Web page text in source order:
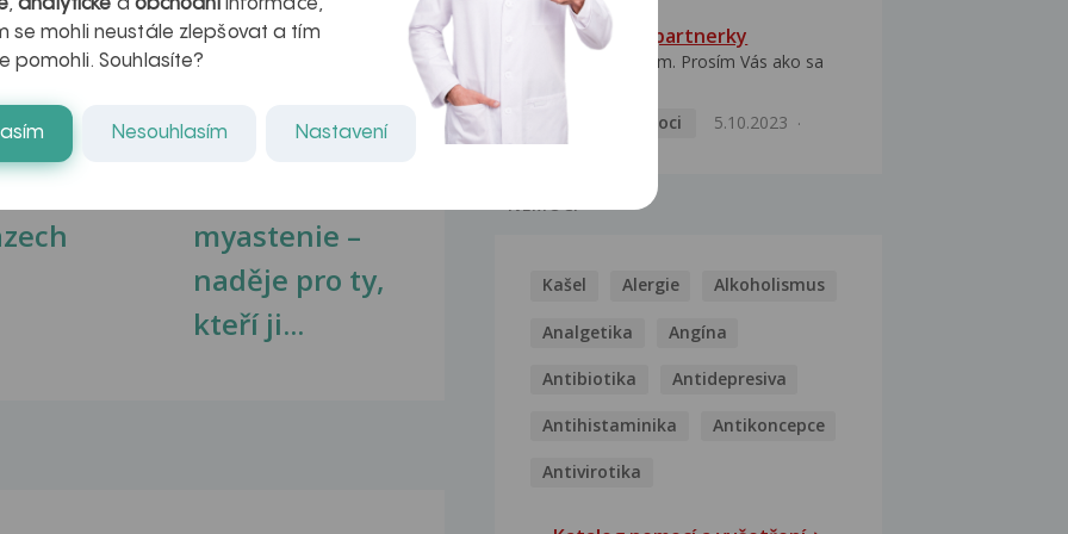
Inovativní
myastenie –
naděje pro ty,
kteří ji...
HPV typ 52 u partnerky
Dobrý deň prajem. Prosím Vás ako sa
Pohlavní nemoci
5.10.2023
NEMOCI
Kašel Alergie Alkoholismus
Analgetika Angína
Antibiotika Antidepresiva
Antihistaminika Antikoncepce
Antivirotika
,analytické a obchodníinformace,
se mohli neustále zlepšovat a tím
pomohli. Souhlasíte?
Nesouhlasím Nastavení